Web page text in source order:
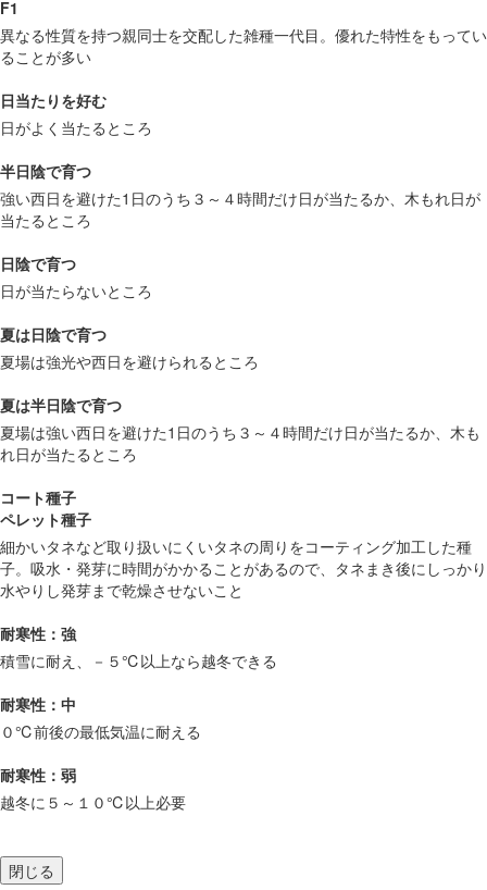
F1
異なる性質を持つ親同士を交配した雑種一代目。優れた特性をもってい
ることが多い
日当たりを好む
日がよく当たるところ
半日陰で育つ
強い西日を避けた1日のうち３～４時間だけ日が当たるか、木もれ日が
当たるところ
日陰で育つ
日が当たらないところ
夏は日陰で育つ
夏場は強光や西日を避けられるところ
夏は半日陰で育つ
夏場は強い西日を避けた1日のうち３～４時間だけ日が当たるか、木も
れ日が当たるところ
コート種子
ペレット種子
細かいタネなど取り扱いにくいタネの周りをコーティング加工した種
子。吸水・発芽に時間がかかることがあるので、タネまき後にしっかり
水やりし発芽まで乾燥させないこと
耐寒性：強
積雪に耐え、－５℃以上なら越冬できる
耐寒性：中
０℃前後の最低気温に耐える
耐寒性：弱
越冬に５～１０℃以上必要
閉じる